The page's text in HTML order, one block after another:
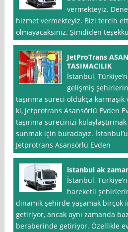
vermekteyiz.
hizmet vermekteyiz. Bizi tercih
olmayacaksınız. Şimdiden
JetProTrans
TASIMACILIK
İstanbul,
gelişmiş
taşınma süreci oldukça karmaşık
ki, Jetprotrans Asansörlü Evden
taşınma sürecinizi
sunmak için buradayız.
Jetprotrans Asansörlü Evden
istanbul ak
İstanbul,
hareketli
dinamik şehirde yaşamak birçok
getiriyor, ancak aynı zamanda
beraberinde getiriyor. Özellikle